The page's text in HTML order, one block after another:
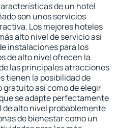
de un hotel
son unos servicios
Los mejores hoteles
alto nivel de servicio así
instalaciones para los
de alto nivel ofrecen la
las principales atracciones
tienen la posibilidad de
así como de elegir
se adapte perfectamente
de alto nivel probablemente
de bienestar como un